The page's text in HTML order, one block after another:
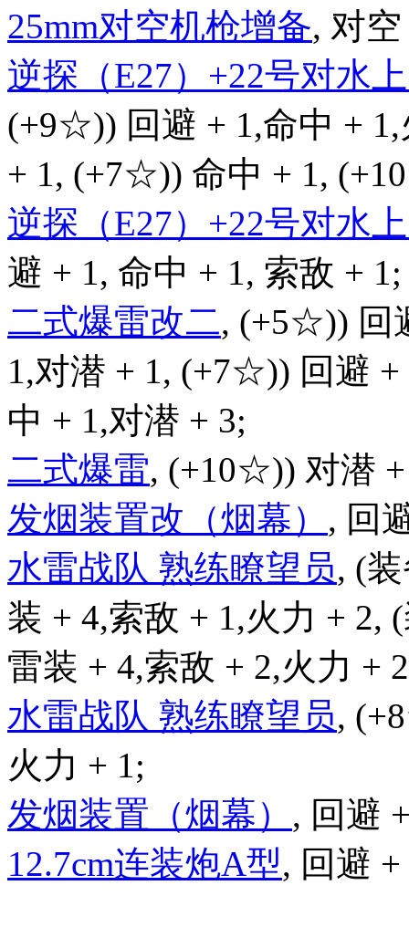
25mm对空机枪增备, 对
逆探（E27）+22号对水
(+9☆)) 回避 + 1,命中 +
+ 1, (+7☆)) 命中 + 1,
逆探（E27）+22号对水
避 + 1, 命中 + 1, 索敌 + 1;
二式爆雷改二, (+5☆)) 回
1,对潜 + 1, (+7☆)) 回避
中 + 1,对潜 + 3;
二式爆雷, (+10☆)) 对潜
发烟装置改（烟幕） , 回
水雷战队 熟练瞭望员, (
装 + 4,索敌 + 1,火力 + 2,
雷装 + 4,索敌 + 2,火力 +
水雷战队 熟练瞭望员,
火力 + 1;
发烟装置（烟幕） , 回避
12.7cm连装炮A型, 回避 +